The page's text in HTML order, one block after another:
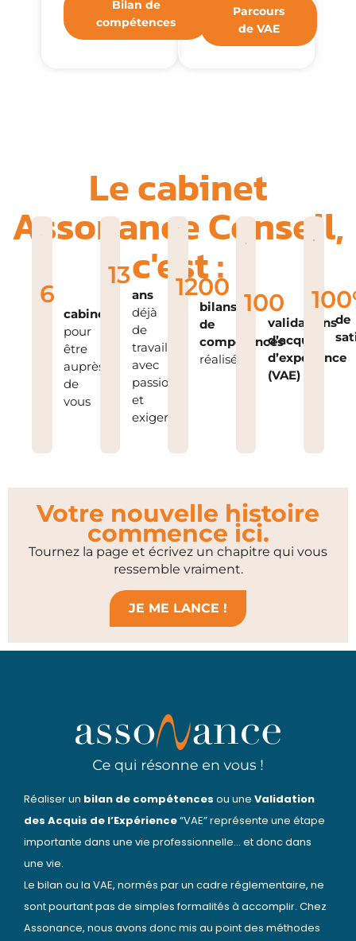
Bilan de
compétences
Parcours
de VAE
Le cabinet
Assonance Conseil,
c'est :
6
cabinets
pour
être
auprès
de
vous
13
ans
déjà
de
travail
avec
passion
et
exigence
1200
bilans
de
compétences
réalisés
100
validations
d’acquis
d’expérience
(VAE)
100
de
Votre nouvelle histoire
commence ici.
Tournez la page et écrivez un chapitre qui vous
ressemble vraiment.
JE ME LANCE !
Réaliser un bilan de compétences ou une Validation
des Acquis de l’Expérience“VAE” représente une étape
importante dans une vie professionnelle… et donc dans
une vie.
Le bilan ou la VAE, normés par un cadre réglementaire, ne
sont pourtant pas de simples formalités à accomplir. Chez
Assonance, nous avons donc mis au point des méthodes